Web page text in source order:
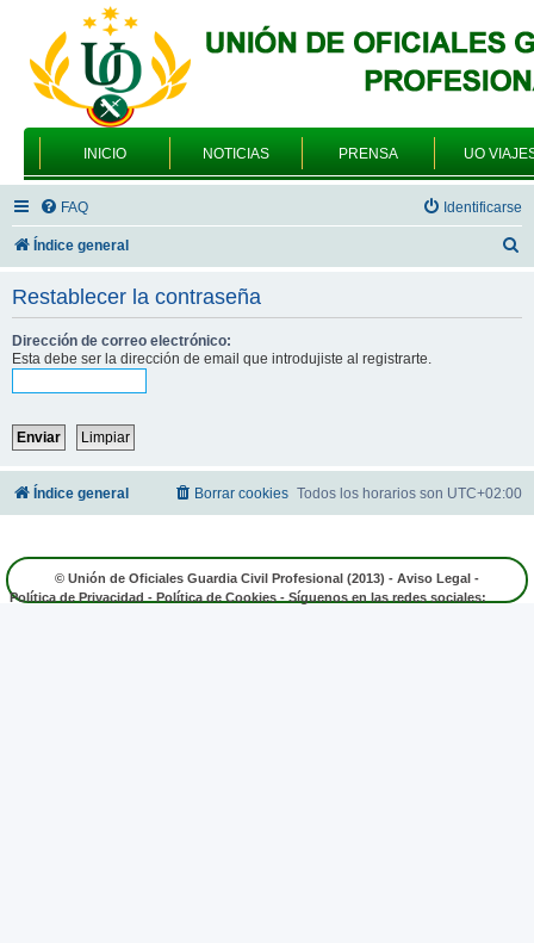
INICIO NOTICIAS PRENSA UO
FAQ Identificarse
Índice general
Restablecer la contraseña
Dirección de correo electrónico:
Esta debe ser la dirección de email que introdujiste al registrarte.
Índice general Todos los horarios son UTC+02:00
Borrar cookies
© Unión de Oficiales Guardia Civil Profesional (2013) - Aviso Legal -
Política de Privacidad - Política de Cookies - Síguenos en las redes sociales: